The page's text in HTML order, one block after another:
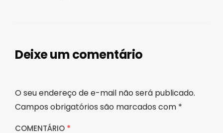
Deixe um comentário
O seu endereço de e-mail não será publicado.
Campos obrigatórios são marcados com *
COMENTÁRIO *